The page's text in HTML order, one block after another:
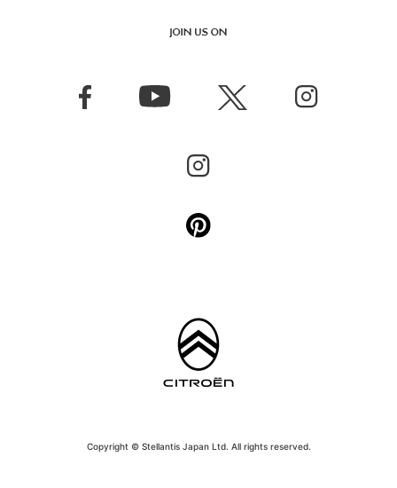
Copyright © Stellantis Japan Ltd. All rights reserved.